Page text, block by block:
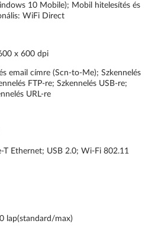
10 Mobile); Mobil hitelesítés és
WiFi Direct
x 600 dpi
email címre (Scn-to-Me); Szkennelés
FTP-re; Szkennelés USB-re;
URL-re
Ethernet; USB 2.0; Wi-Fi 802.11
lap(standard/max)